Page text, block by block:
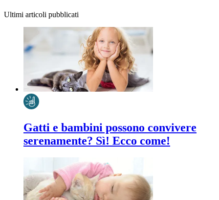
Ultimi articoli pubblicati
Gatti e bambini possono convivere
serenamente? Sì! Ecco come!